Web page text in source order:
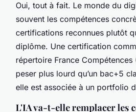
Oui, tout à fait. Le monde du
souvent les compétences
certifications reconnues plutôt
diplôme. Une certification
répertoire France Compétences
peser plus lourd qu’un bac+5
elle est associée à un portfolio
L'IA va-t-elle remplacer les